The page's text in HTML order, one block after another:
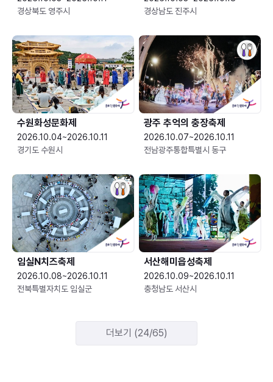
경상북도 영주시
경상남도 진주시
수원화성문화제
2026.10.04~2026.10.11
경기도 수원시
광주 추억의 충장축제
2026.10.07~2026.10.11
전남광주통합특별시 동구
임실N치즈축제
2026.10.08~2026.10.11
전북특별자치도 임실군
서산해미읍성축제
2026.10.09~2026.10.11
충청남도 서산시
더보기 (24/65)